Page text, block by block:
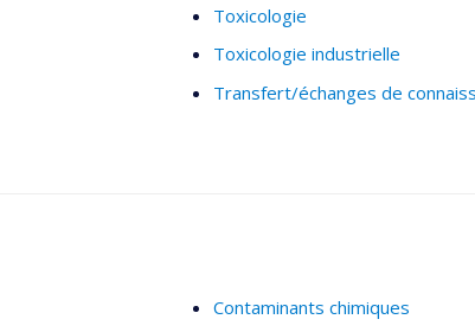
Toxicologie
Toxicologie industrielle
Transfert/échanges de
Contaminants chimiques